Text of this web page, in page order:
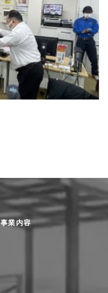
事業内容